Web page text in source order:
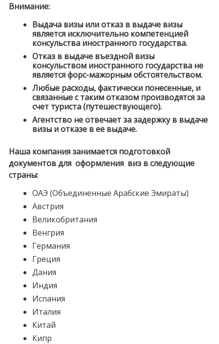
Внимание:
Выдача визы или отказ в выдаче визы
является исключительно компетенцией
консульства иностранного государства.
Отказ в выдаче въездной визы
консульством иностранного государства не
является форс-мажорным обстоятельством.
Любые расходы, фактически понесенные, и
связанные с таким отказом производятся за
счет туриста (путешествующего).
Агентство не отвечает за задержку в выдаче
визы и отказе в ее выдаче.
Наша компания занимается подготовкой
документов для оформления виз в следующие
страны:
ОАЭ (Объединенные Арабские Эмираты)
Австрия
Великобритания
Венгрия
Германия
Греция
Дания
Индия
Испания
Италия
Китай
Кипр